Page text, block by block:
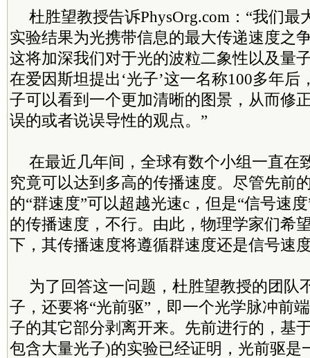
杜胜望教授告诉PhysOrg.com：“我们最
实验结果为光携带信息的最大传递速度之
这将加深我们对于光的波粒二象性以及量
在爱因斯坦提出‘光子’这一名称100多年后
子可以看到一个更加清晰的图景，从而修
误的或者说误导性的观点。”
在最近几年间，全球有数个小组一直在
究竟可以达到多高的传播速度。尽管先前
的“群速度”可以超越光速c，但是“信号速
的传播速度，不行。由此，物理学家们希
下，其传播速度将遵循群速度还是信号速
为了回答这一问题，杜胜望教授的团队
子，还要将“光前驱”，即一个光学脉冲前
子的其它部分剥离开来。先前进行的，基
包含大量光子)的实验已经证明，光前驱是